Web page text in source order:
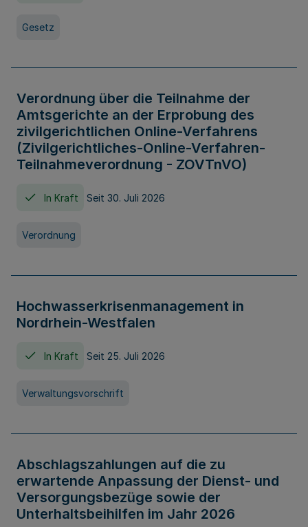
Gesetz
Verordnung über die Teilnahme der
Amtsgerichte an der Erprobung des
zivilgerichtlichen Online-Verfahrens
(Zivilgerichtliches-Online-Verfahren-
Teilnahmeverordnung - ZOVTnVO)
In Kraft Seit 30. Juli 2026
Verordnung
Hochwasserkrisenmanagement in
Nordrhein-Westfalen
In Kraft Seit 25. Juli 2026
Verwaltungsvorschrift
Abschlagszahlungen auf die zu
erwartende Anpassung der Dienst- und
Versorgungsbezüge sowie der
Unterhaltsbeihilfen im Jahr 2026